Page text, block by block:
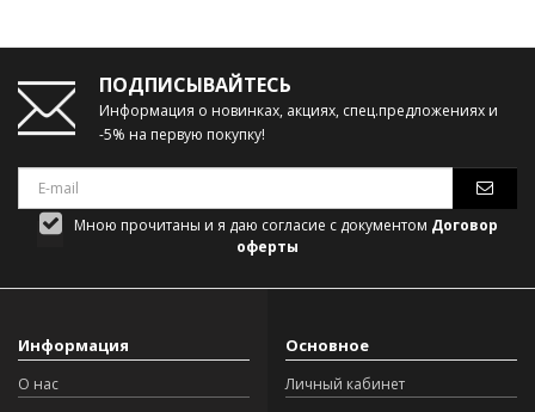
ПОДПИСЫВАЙТЕСЬ
Информация о новинках, акциях, спец.предложениях и
-5% на первую покупку!
Мною прочитаны и я даю согласие с документом Договор
оферты
Информация
О нас
Основное
Личный кабинет